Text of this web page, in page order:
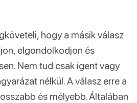
hogy a másik válasz
elgondolkodjon és
Nem tud csak igent vagy
nélkül. A válasz erre a
és mélyebb. Általában